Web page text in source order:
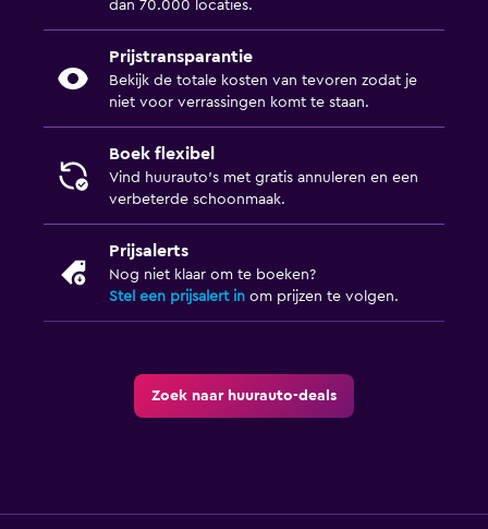
dan 70.000 locaties.
Prijstransparantie
Bekijk de totale kosten van tevoren zodat je
niet voor verrassingen komt te staan.
Boek flexibel
Vind huurauto's met gratis annuleren en een
verbeterde schoonmaak.
Prijsalerts
Nog niet klaar om te boeken?
Stel een prijsalert in om prijzen te volgen.
Zoek naar huurauto-deals